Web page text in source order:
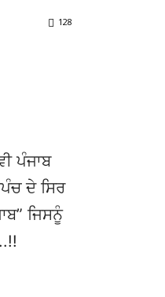
128
ਪੰਜਾਬ
ਦੇ ਸਿਰ
ਜਿਸਨੂੰ